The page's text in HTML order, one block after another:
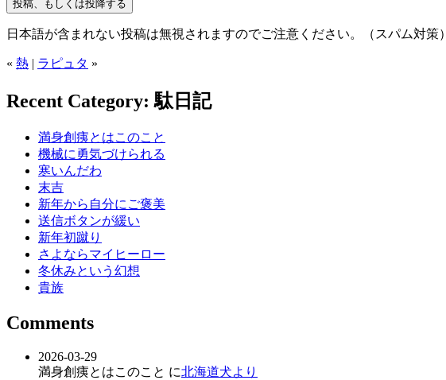
日本語が含まれない投稿は無視されますのでご注意ください。（スパム対策）
« 熱 | ラピュタ »
Recent Category: 駄日記
満身創痍とはこのこと
機械に勇気づけられる
寒いんだわ
末吉
新年から自分にご褒美
送信ボタンが緩い
新年初蹴り
さよならマイヒーロー
冬休みという幻想
貴族
Comments
2026-03-29
満身創痍とはこのこと に北海道犬より